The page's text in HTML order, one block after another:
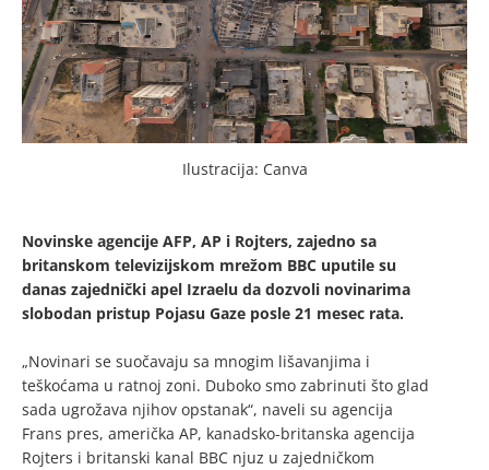
Ilustracija: Canva
Novinske agencije AFP, AP i Rojters, zajedno sa
britanskom televizijskom mrežom BBC uputile su
danas zajednički apel Izraelu da dozvoli novinarima
slobodan pristup Pojasu Gaze posle 21 mesec rata.
„Novinari se suočavaju sa mnogim lišavanjima i
teškoćama u ratnoj zoni. Duboko smo zabrinuti što glad
sada ugrožava njihov opstanak“, naveli su agencija
Frans pres, američka AP, kanadsko-britanska agencija
Rojters i britanski kanal BBC njuz u zajedničkom